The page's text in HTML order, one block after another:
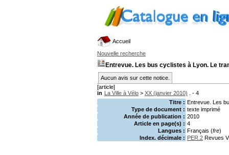
Accueil
Nouvelle recherche
Entrevue. Les bus cyclistes à Lyon. Le
Aucun avis sur cette notice.
[article]
in La Ville à Vélo > XX (janvier 2010) . - 4
Titre : Entrevue. Les
Type de document : texte imprimé
Année de publication : 2010
Article en page(s) : 4
Langues : Français (fre)
Index. décimale : PER.2 Revues